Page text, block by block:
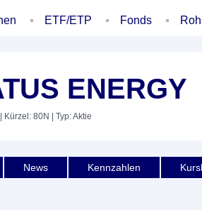
ETF/ETP Fonds
ENERGY
| Kürzel: 80N | Typ: Aktie
News Kennzahlen